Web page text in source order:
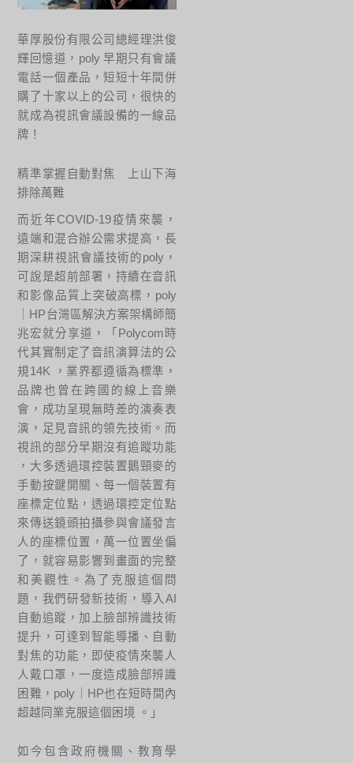
華厚股份有限公司總經理洪俊
輝回憶道，poly 早期只有會議
電話一個產品，短短十年間併
購了十家以上的公司，很快的
就成為視訊會議設備的一線品
牌！
精準掌握自動對焦 上山下海
排除萬難
而近年COVID-19疫情來襲，
遠端和混合辦公需求提高，長
期深耕視訊會議技術的poly，
可說是超前部署，持續在音訊
和影像品質上突破高標，poly
｜HP台灣區解決方案架構師簡
兆宏就分享道，「Polycom時
代其實制定了音訊演算法的公
規14K ，業界都遵循為標準，
品牌也曾在跨國的線上音樂
會，成功呈現無時差的演奏表
演，足見音訊的領先技術。而
視訊的部分早期沒有追蹤功能
，大多透過環控裝置鵝頸麥的
手動按鍵開關、每一個裝置有
座標定位點，透過環控定位點
來傳送鏡頭拍攝參與會議發言
人的座標位置，萬一位置坐偏
了，就容易影響到畫面的完整
和美觀性。為了克服這個問
題，我們研發新技術，導入AI
自動追蹤，加上臉部辨識技術
提升，可達到智能導播、自動
對焦的功能，即使疫情來襲人
人戴口罩，一度造成臉部辨識
困難，poly｜HP也在短時間內
超越同業克服這個困境 。」
如今包含政府機關、教育學